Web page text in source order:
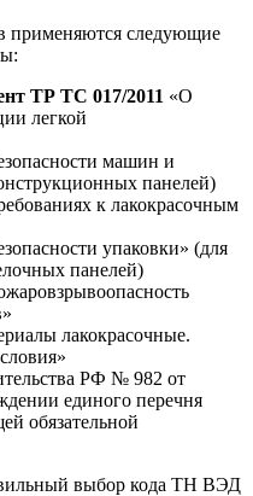
применяются следующие
ТР ТС 017/2011 «О
легкой
машин и
панелей)
к лакокрасочным
упаковки» (для
панелей)
лакокрасочные.
РФ № 982 от
единого перечня
обязательной
выбор кода ТН ВЭД